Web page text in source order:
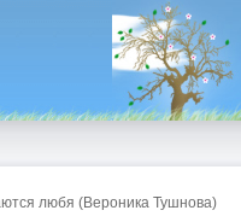
любя (Вероника Тушнова)